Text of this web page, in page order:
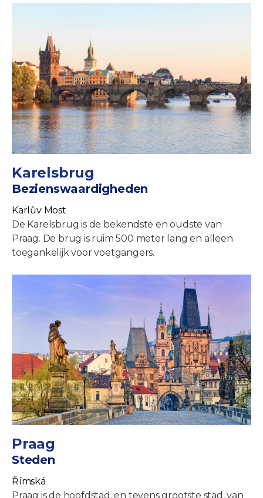
Karelsbrug
Bezienswaardigheden
Karlův Most
De Karelsbrug is de bekendste en oudste van
Praag. De brug is ruim 500 meter lang en alleen
toegankelijk voor voetgangers.
Praag
Steden
Římská
Praag is de hoofdstad, en tevens grootste stad, van